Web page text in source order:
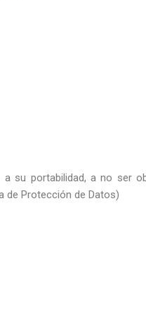
su portabilidad, a no ser
de Protección de Datos)